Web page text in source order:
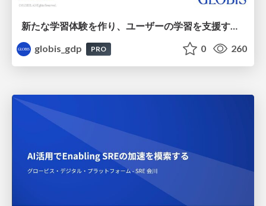
新たな学習体験を作り、ユーザーの学習を支援するAIエージェント開発への挑戦
globis_gdp
PRO 0 260